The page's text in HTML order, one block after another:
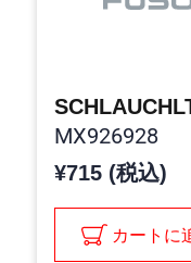
MX926928
¥715 (税込)
カートに